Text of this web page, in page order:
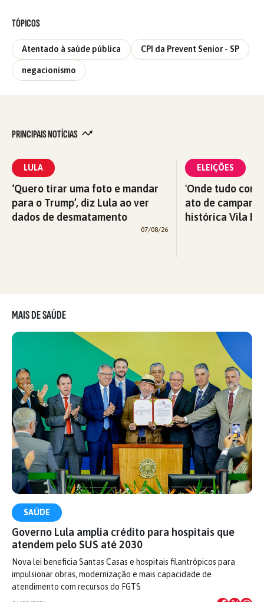
TÓPICOS
Atentado à saúde pública CPI da Prevent Senior - SP
negacionismo
PRINCIPAIS NOTÍCIAS
LULA
‘Quero tirar uma foto e mandar
para o Trump’, diz Lula ao ver
dados de desmatamento
07/08/26
ELEIÇÕES
'Onde tudo
ato de
histórica Vila
MAIS DE SAÚDE
SAÚDE
Governo Lula amplia crédito para hospitais que
atendem pelo SUS até 2030
Nova lei beneficia Santas Casas e hospitais filantrópicos para
impulsionar obras, modernização e mais capacidade de
atendimento com recursos do FGTS